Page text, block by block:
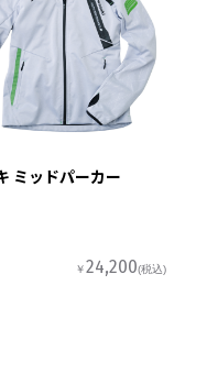
ミッドパーカー
￥24,200(税込)